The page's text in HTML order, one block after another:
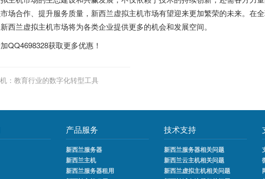
场合作、提升服务质量，新西兰虚拟主机市场有望迎来更加繁荣的未来。在
新西兰虚拟主机市场将为各类企业提供更多的机会和发展空间。
QQ4698328获取更多优惠！
：教育行业的数字化转型工具
产品服务
新西兰服务器
新西兰主机
新西兰服务器租用
技术支持
新西兰服务器相关问题
新西兰云主机相关问题
新西兰虚拟主机相关问题